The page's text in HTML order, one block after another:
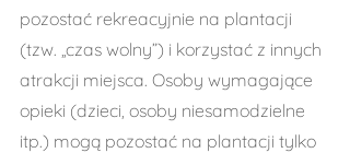
pozostać rekreacyjnie na plantacji
(tzw. „czas wolny”) i korzystać z innych
atrakcji miejsca. Osoby wymagające
opieki (dzieci, osoby niesamodzielne
itp.) mogą pozostać na plantacji tylko